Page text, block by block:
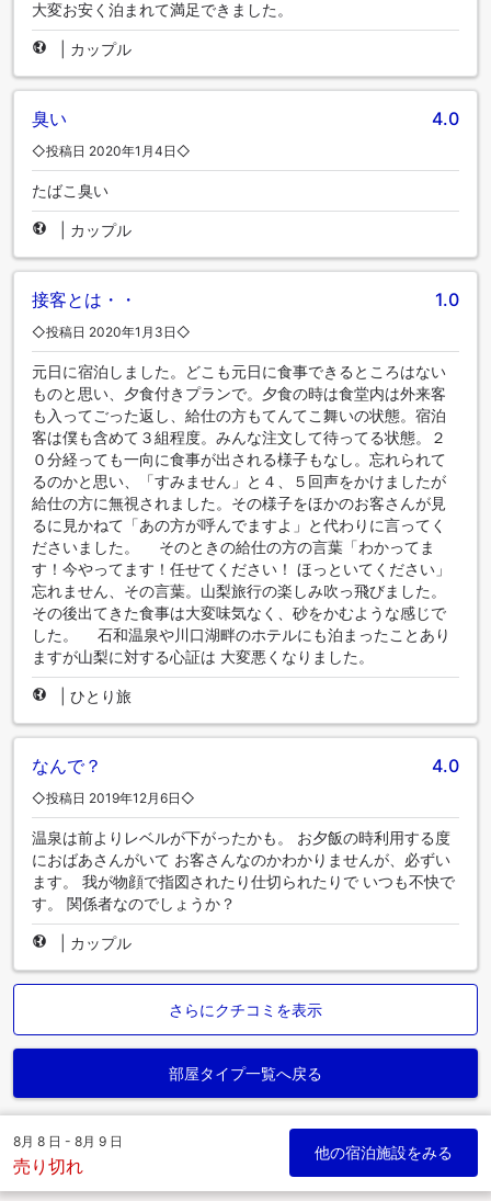
大変お安く泊まれて満足できました。
カップル
臭い 4.0
◇投稿日 2020年1月4日◇
たばこ臭い
カップル
接客とは・・ 1.0
◇投稿日 2020年1月3日◇
元日に宿泊しました。どこも元日に食事できるところはない
ものと思い、夕食付きプランで。夕食の時は食堂内は外来客
も入ってごった返し、給仕の方もてんてこ舞いの状態。宿泊
客は僕も含めて３組程度。みんな注文して待ってる状態。２
０分経っても一向に食事が出される様子もなし。忘れられて
るのかと思い、「すみません」と４、５回声をかけましたが
給仕の方に無視されました。その様子をほかのお客さんが見
るに見かねて「あの方が呼んでますよ」と代わりに言ってく
ださいました。 そのときの給仕の方の言葉「わかってま
す！今やってます！任せてください！ ほっといてください」
忘れません、その言葉。山梨旅行の楽しみ吹っ飛びました。
その後出てきた食事は大変味気なく、砂をかむような感じで
した。 石和温泉や川口湖畔のホテルにも泊まったことあり
ますが山梨に対する心証は 大変悪くなりました。
ひとり旅
なんで？ 4.0
◇投稿日 2019年12月6日◇
温泉は前よりレベルが下がったかも。 お夕飯の時利用する度
におばあさんがいて お客さんなのかわかりませんが、必ずい
ます。 我が物顔で指図されたり仕切られたりで いつも不快で
す。 関係者なのでしょうか？
カップル
さらにクチコミを表示
部屋タイプ一覧へ戻る
8月 8 日 - 8月 9 日
売り切れ
他の宿泊施設をみる